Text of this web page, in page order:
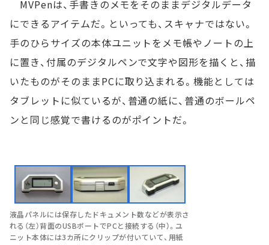
MVPenは、手書きのメモをそのままデジタルデータ
にできるアイテムだ。といっても、スキャナではない。
手のひらサイズの本体ユニットをメモ帳やノートの上
に置き、付属のデジタルペンで文字や図形を描くと、描
いたものがそのままPCに取り込まれる。機能としては
タブレットに似ているが、普通の紙に、普通のボールペ
ンと同じ感覚で書けるのがポイントだ。
液晶パネルには保存したドキュメント数などが表示さ
れる（左）背面のUSBポートでPCと接続する（中）。ユ
ニット本体には3カ所にクリップが付いていて、用紙